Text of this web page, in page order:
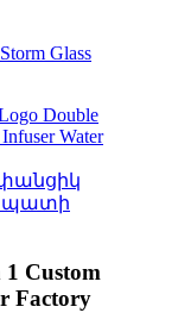
Glass
պատի
Custom
Factory